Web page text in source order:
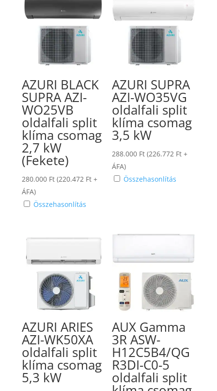
AZURI BLACK
SUPRA AZI-
WO25VB
oldalfali split
klíma csomag
2,7 kW
(Fekete)
280.000 Ft (220.472 Ft+
ÁFA)
Összehasonlítás
AZURI SUPRA
AZI-WO35VG
oldalfali split
klíma csomag
3,5 kW
288.000 Ft (226.772 Ft +
ÁFA)
Összehasonlítás
AZURI ARIES
AZI-WK50XA
oldalfali split
klíma csomag
5,3 kW
AUX Gamma
3R ASW-
H12C5B4/QG
R3DI-C0-5
oldalfali split